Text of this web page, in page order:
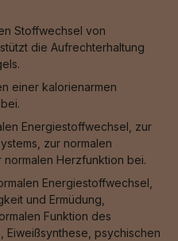
Stoffwechsel von
die Aufrechterhaltung
einer kalorienarmen
Energiestoffwechsel, zur
zur normalen
Herzfunktion bei.
Energiestoffwechsel,
und Ermüdung,
Funktion des
Eiweißsynthese, psychischen